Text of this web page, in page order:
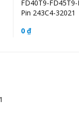
FD40T9-
Pin 243C4-32021
0 ₫